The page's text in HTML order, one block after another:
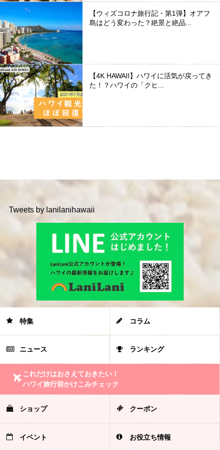
【ウィズコロナ旅行記・第1弾】オアフ
島はどう変わった？絶景と絶品...
【4K HAWAII】ハワイに活気が戻ってき
た！？ハワイの「クヒ...
Tweets by lanilanihawaii
特集 コラム
ニュース ランキング
これだけはおさえておきたい！
ハワイ旅行前かけこみチェック
ショップ クーポン
イベント お役立ち情報